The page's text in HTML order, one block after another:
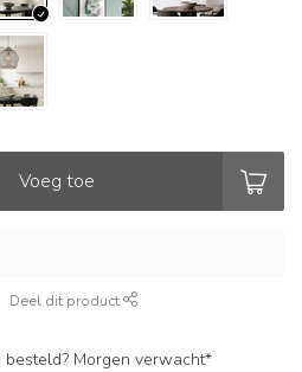
Voeg toe
Deel dit product
Morgen verwacht*